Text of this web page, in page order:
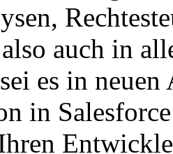
auch in
es in
in